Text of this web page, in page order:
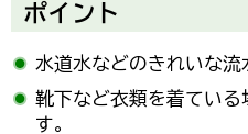
ポイント
水道水などのきれいな流
靴下など衣類を着てい
す。